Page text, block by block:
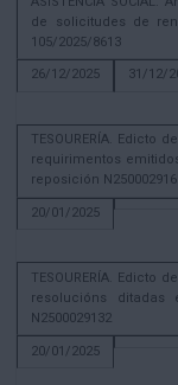
de solicitudes de
105/2025/8613
26/12/2025
31/12/
TESOURERÍA.
requirimentos
reposición
20/01/2025
TESOURERÍA.
resolucións ditadas
N2500029132
20/01/2025